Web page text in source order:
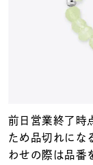
前日営業終了時
ため品切れにな
わせの際は品番